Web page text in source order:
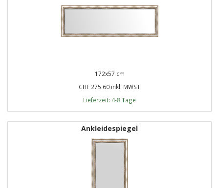
172x57 cm
CHF 275.60 inkl. MWST
Lieferzeit: 4-8 Tage
Ankleidespiegel